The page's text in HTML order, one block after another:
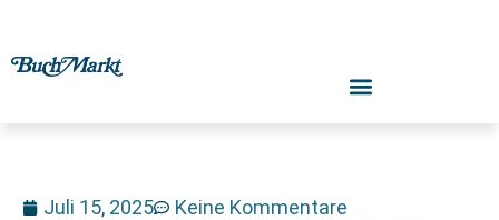
Juli 15, 2025 Keine Kommentare